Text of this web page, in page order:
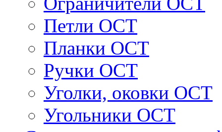
Петли ОСТ
Планки ОСТ
Ручки ОСТ
Уголки, оковки ОСТ
Угольники ОСТ